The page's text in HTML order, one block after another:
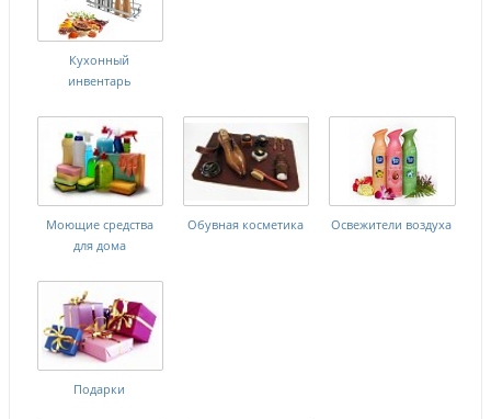
Кухонный
инвентарь
Моющие средства
для дома
Обувная косметика Освежители воздуха
Подарки